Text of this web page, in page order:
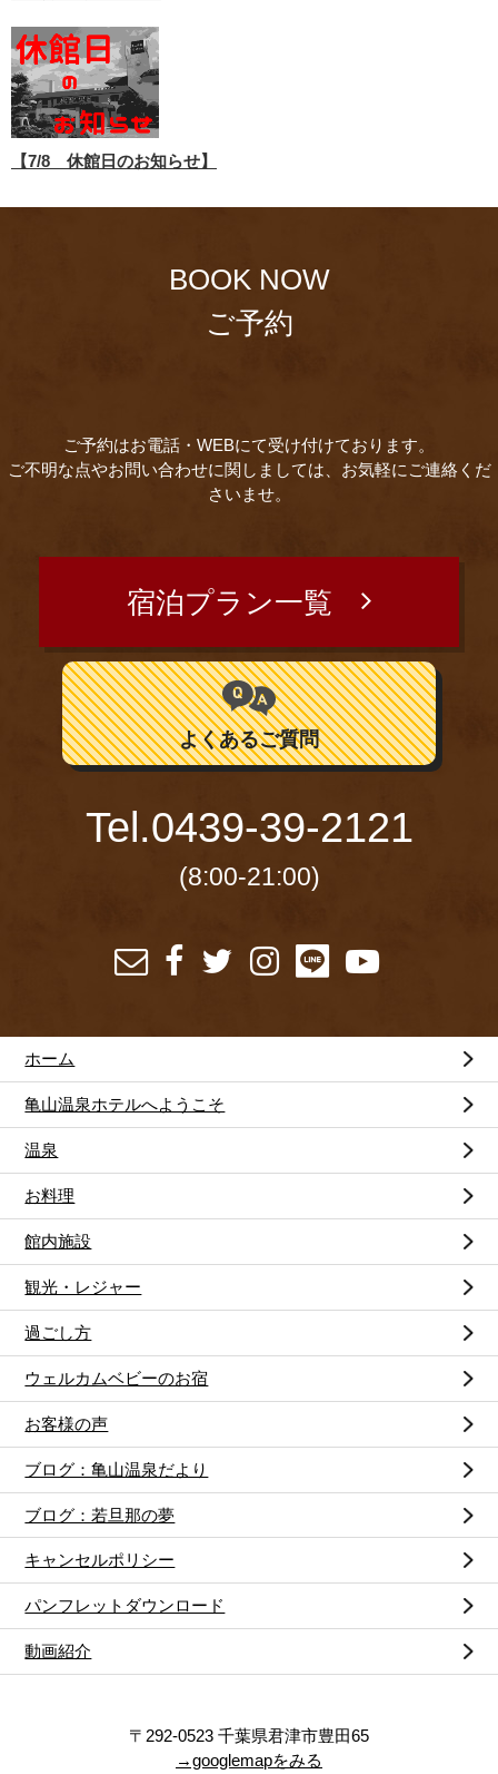
【7/8 休館日のお知らせ】
BOOK NOW
ご予約
ご予約はお電話・WEBにて受け付けております。
ご不明な点やお問い合わせに関しましては、お気軽にご連絡くだ
さいませ。
宿泊プラン一覧
よくあるご質問
Tel.0439-39-2121
(8:00-21:00)
ホーム
亀山温泉ホテルへようこそ
温泉
お料理
館内施設
観光・レジャー
過ごし方
ウェルカムベビーのお宿
お客様の声
ブログ：亀山温泉だより
ブログ：若旦那の夢
キャンセルポリシー
パンフレットダウンロード
動画紹介
〒292-0523 千葉県君津市豊田65
→googlemapをみる